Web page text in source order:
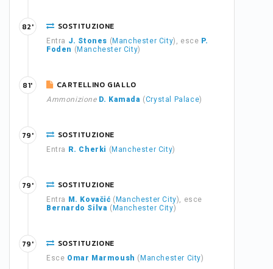
SOSTITUZIONE
Entra J. Stones ( Manchester City), esce P.
Foden ( Manchester City)
82'
CARTELLINO GIALLO
Ammonizione D. Kamada (Crystal Palace)
81'
SOSTITUZIONE
Entra R. Cherki ( Manchester City)
79'
SOSTITUZIONE
Entra M. Kovačić ( Manchester City), esce
Bernardo Silva ( Manchester City)
79'
SOSTITUZIONE
Esce Omar Marmoush ( Manchester City)
79'